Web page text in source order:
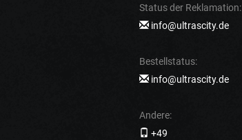
Status der Reklamation:
info@ultrascity.de
Bestellstatus:
info@ultrascity.de
Andere:
+49